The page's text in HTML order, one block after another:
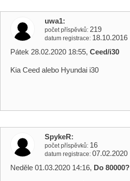
uwa1
počet příspěvků 219
datum registrace 18.10.2016
Pátek 28.02.2020 18:55, Ceed/i30
Kia Ceed alebo Hyundai i30
SpykeR
počet příspěvků 16
datum registrace 07.02.2020
Neděle 01.03.2020 14:16, Do 80000?